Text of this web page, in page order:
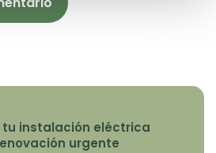
tu instalación eléctrica
urgente